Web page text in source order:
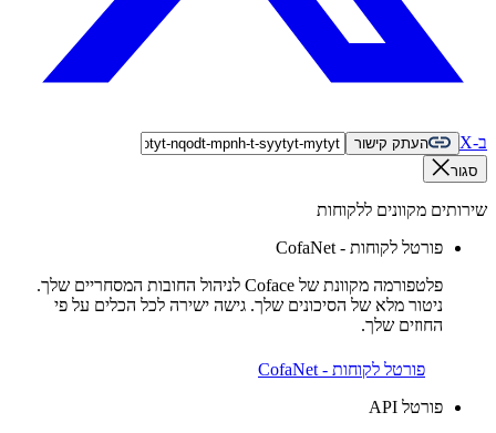
ב-X
העתק קישור
סגור
שירותים מקוונים ללקוחות
פורטל לקוחות - CofaNet
פלטפורמה מקוונת של Coface לניהול החובות המסחריים שלך.
ניטור מלא של הסיכונים שלך. גישה ישירה לכל הכלים על פי
החוזים שלך.
פורטל לקוחות - CofaNet
פורטל API